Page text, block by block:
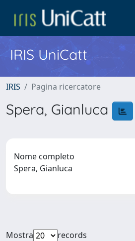
IRIS UniCatt
IRIS Pagina ricercatore
Spera, Gianluca
Nome completo
Spera, Gianluca
Mostra
records